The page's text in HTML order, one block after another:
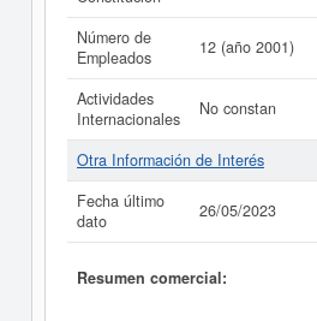
Número de
Empleados
12 (año 2001)
Actividades
Internacionales
No constan
Otra Información de Interés
Fecha último
dato
26/05/2023
Resumen comercial: